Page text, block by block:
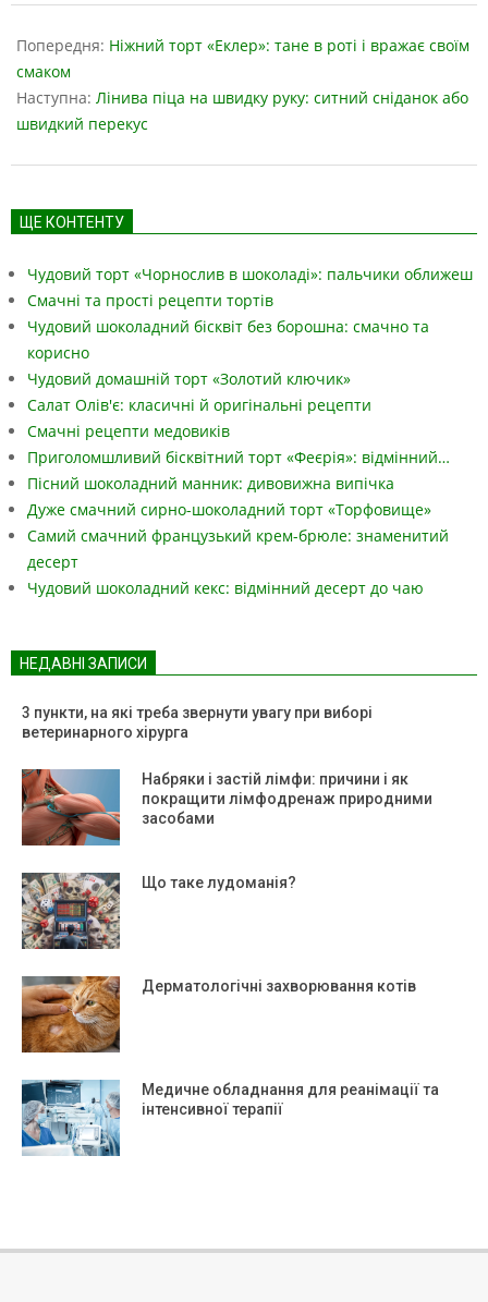
05-
01
Попередня: Ніжний торт «Еклер»: тане в роті і вражає своїм
смаком
Наступна: Лінива піца на швидку руку: ситний сніданок або
швидкий перекус
ЩЕ КОНТЕНТУ
Чудовий торт «Чорнослив в шоколаді»: пальчики оближеш
Смачні та прості рецепти тортів
Чудовий шоколадний бісквіт без борошна: смачно та
корисно
Чудовий домашній торт «Золотий ключик»
Салат Олів'є: класичні й оригінальні рецепти
Смачні рецепти медовиків
Приголомшливий бісквітний торт «Феєрія»: відмінний…
Пісний шоколадний манник: дивовижна випічка
Дуже смачний сирно-шоколадний торт «Торфовище»
Самий смачний французький крем-брюле: знаменитий
десерт
Чудовий шоколадний кекс: відмінний десерт до чаю
НЕДАВНІ ЗАПИСИ
3 пункти, на які треба звернути увагу при виборі
ветеринарного хірурга
Набряки і застій лімфи: причини і як
покращити лімфодренаж природними
засобами
Що таке лудоманія?
Дерматологічні захворювання котів
Медичне обладнання для реанімації та
інтенсивної терапії